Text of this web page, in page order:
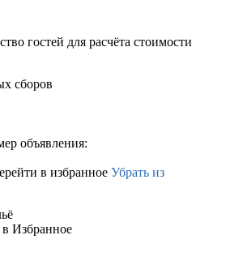
гостей для расчёта стоимости
сборов
объявления:
в избранное Убрать из
в Избранное